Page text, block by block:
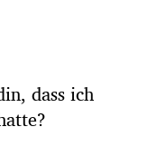
dass ich